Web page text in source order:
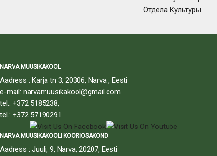
Отдела Культуры
NARVA MUUSIKAKOOL
Aadress : Karja tn 3, 20306, Narva , Eesti
e-mail: narvamuusikakool@gmail.com
tel.: +372 5185238,
tel.: +372 57190291
NARVA MUUSIKAKOOLI KOORIOSAKOND
Aadress : Juuli, 9, Narva, 20207, Eesti